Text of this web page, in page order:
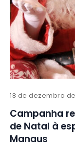
18 de dezembro
Campanha
de Natal à
Manaus